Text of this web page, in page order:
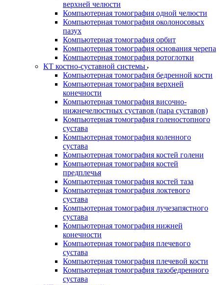
верхней челюсти
Компьютерная томография одной челюсти
Компьютерная томография околоносовых
пазух
Компьютерная томография орбит
Компьютерная томография основания черепа
Компьютерная томография ротоглотки
КТ костно-суставной системы
Компьютерная томография бедренной кости
Компьютерная томография верхней
конечности
Компьютерная томография височно-
нижнечелюстных суставов (пара суставов)
Компьютерная томография голеностопного
сустава
Компьютерная томография коленного
сустава
Компьютерная томография костей голени
Компьютерная томография костей
предплечья
Компьютерная томография костей таза
Компьютерная томография локтевого
сустава
Компьютерная томография лучезапястного
сустава
Компьютерная томография нижней
конечности
Компьютерная томография плечевого
сустава
Компьютерная томография плечевой кости
Компьютерная томография тазобедренного
сустава